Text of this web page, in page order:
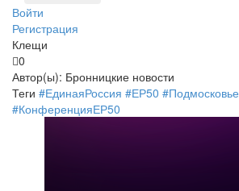
Войти
Регистрация
Клещи
0
Автор(ы): Бронницкие новости
Теги #ЕдинаяРоссия #ЕР50 #Подмосковье
#КонференцияЕР50